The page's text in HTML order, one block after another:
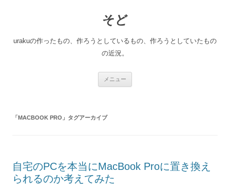
へ
そど
urakuの作ったもの、作ろうとしているもの、作ろうとしていたもの
の近況。
メニュー
「MACBOOK PRO 」タグアーカイブ
自宅のPCを本当にMacBook Proに置き換え
られるのか考えてみた